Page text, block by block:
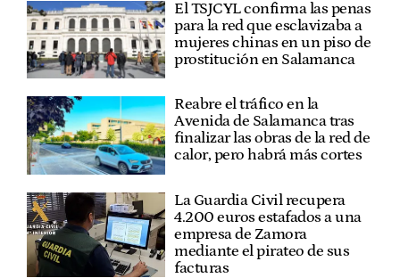
El TSJCYL confirma las penas
para la red que esclavizaba a
mujeres chinas en un piso de
prostitución en Salamanca
Reabre el tráfico en la
Avenida de Salamanca tras
finalizar las obras de la red de
calor, pero habrá más cortes
La Guardia Civil recupera
4.200 euros estafados a una
empresa de Zamora
mediante el pirateo de sus
facturas